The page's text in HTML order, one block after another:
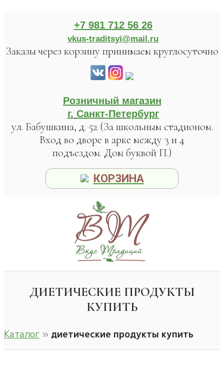
+7 981 712 56 26
vkus-traditsyi@mail.ru
Заказы через корзину принимаем круглосуточно
Розничный магазин
г. Санкт-Петербург
ул. Бабушкина, д. 52 (За школьным стадионом.
Вход во дворе в арке между 3 и 4
подъездом. Дом буквой П.)
КОРЗИНА
ДИЕТИЧЕСКИЕ ПРОДУКТЫ
КУПИТЬ
Каталог » диетические продукты купить